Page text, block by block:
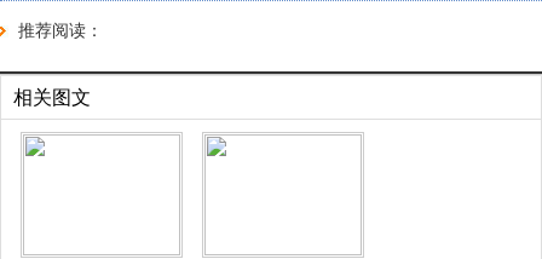
推荐阅读：
相关图文